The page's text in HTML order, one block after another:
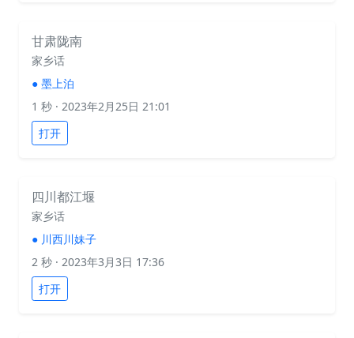
甘肃陇南
家乡话
● 墨上泊
1 秒 · 2023年2月25日 21:01
打开
四川都江堰
家乡话
● 川西川妹子
2 秒 · 2023年3月3日 17:36
打开